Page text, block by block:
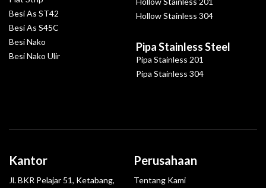
Besi As ST42
Besi As S45C
Besi Nako
Besi Nako Ulir
Hollow Stainless 304
Pipa Stainless Steel
Pipa Stainless 201
Pipa Stainless 304
Kantor
Jl. BKR Pelajar 51, Ketabang,
Perusahaan
Tentang Kami